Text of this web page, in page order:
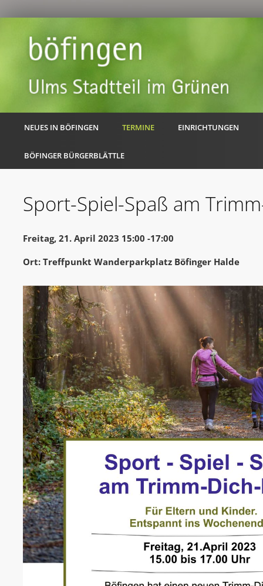
NEUES IN BÖFINGEN TERMINE EINRICHTUNGEN
BÖFINGER BÜRGERBLÄTTLE
Sport-Spiel-Spaß am
Freitag, 21. April 2023 15:00 -17:00
Ort: Treffpunkt Wanderparkplatz Böfinger Halde